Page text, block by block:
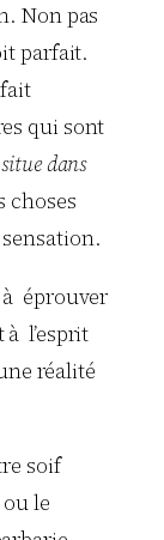
Non pas
parfait.
qui sont
dans
choses
éprouver
l’esprit
réalité
soif
le